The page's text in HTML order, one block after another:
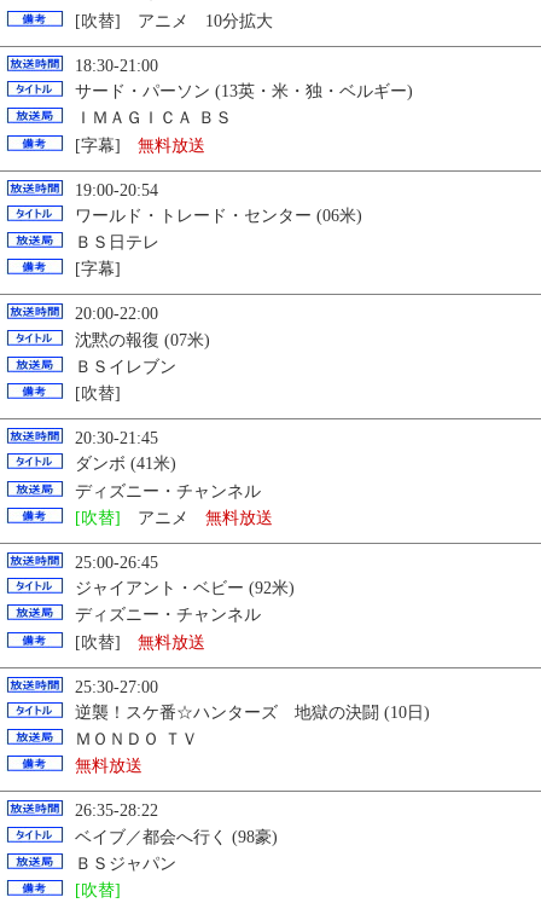
[吹替] アニメ 10分拡大
18:30-21:00
サード・パーソン (13英・米・独・ベルギー)
ＩＭＡＧＩＣＡ ＢＳ
[字幕] 無料放送
19:00-20:54
ワールド・トレード・センター (06米)
ＢＳ日テレ
[字幕]
20:00-22:00
沈黙の報復 (07米)
ＢＳイレブン
[吹替]
20:30-21:45
ダンボ (41米)
ディズニー・チャンネル
[吹替]
アニメ 無料放送
25:00-26:45
ジャイアント・ベビー (92米)
ディズニー・チャンネル
[吹替] 無料放送
25:30-27:00
逆襲！スケ番☆ハンターズ 地獄の決闘 (10日)
ＭＯＮＤＯ ＴＶ
無料放送
26:35-28:22
ベイブ／都会へ行く (98豪)
ＢＳジャパン
[吹替]